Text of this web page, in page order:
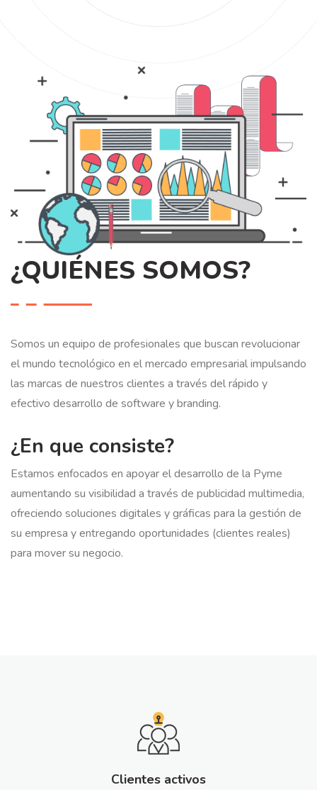
¿QUIÉNES SOMOS?
Somos un equipo de profesionales que buscan revolucionar
el mundo tecnológico en el mercado empresarial impulsando
las marcas de nuestros clientes a través del rápido y
efectivo desarrollo de software y branding.
¿En que consiste?
Estamos enfocados en ​apoyar el desarrollo de ​la Pyme ​
aumentando su visibilidad a través de publicidad multimedia,
ofreciendo soluciones digitales y gráficas para la gestión de
su empresa y entregando oportunidades​ (​clientes reales) ​
para mover su negocio.
Clientes activos